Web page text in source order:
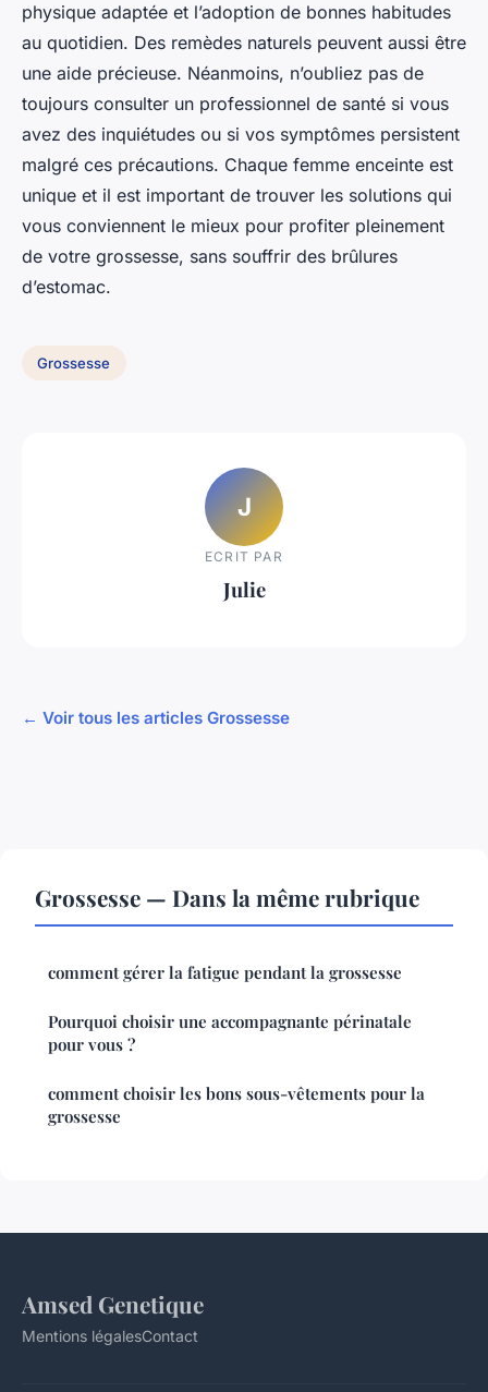
physique adaptée et l’adoption de bonnes habitudes
au quotidien. Des remèdes naturels peuvent aussi être
une aide précieuse. Néanmoins, n’oubliez pas de
toujours consulter un professionnel de santé si vous
avez des inquiétudes ou si vos symptômes persistent
malgré ces précautions. Chaque femme enceinte est
unique et il est important de trouver les solutions qui
vous conviennent le mieux pour profiter pleinement
de votre grossesse, sans souffrir des brûlures
d’estomac.
Grossesse
J
ECRIT PAR
Julie
← Voir tous les articles Grossesse
Grossesse — Dans la même rubrique
comment gérer la fatigue pendant la grossesse
Pourquoi choisir une accompagnante périnatale
pour vous ?
comment choisir les bons sous-vêtements pour la
grossesse
Amsed Genetique
Mentions légalesContact